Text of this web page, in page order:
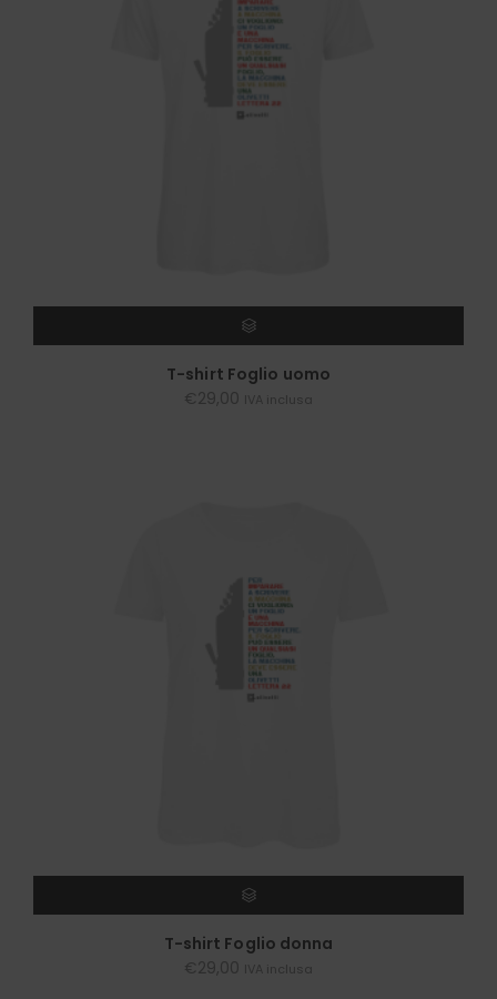
SCEGLI
T-shirt Foglio uomo
€29,00 IVA inclusa
SCEGLI
T-shirt Foglio donna
€29,00 IVA inclusa